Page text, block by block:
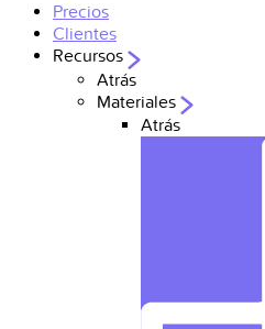
Precios
Clientes
Recursos
Atrás
Materiales
Atrás